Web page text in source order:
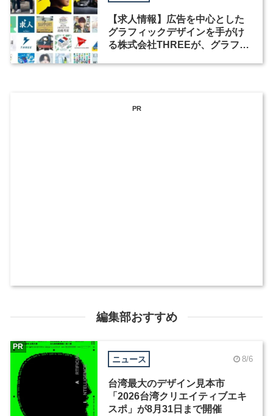
【求人情報】広告を中心とした
グラフィックデザインを手がけ
る株式会社THREEが、グラフィ
PR
編集部おすすめ
ニュース 8/6
台湾最大のデザイン見本市
「2026台湾クリエイティブエキ
スポ」が8月31日まで開催
PR